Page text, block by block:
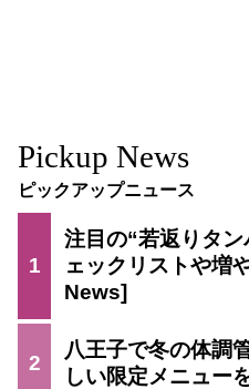
Pickup News
ピックアップニュース
1
注目の“若返りタ
ェックリストや増
2
八王子で冬の体調
しい限定メニュー